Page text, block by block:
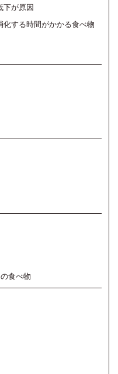
下が原因
化する時間がかかる食べ物
食べ物